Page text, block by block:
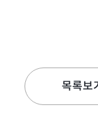
목록보